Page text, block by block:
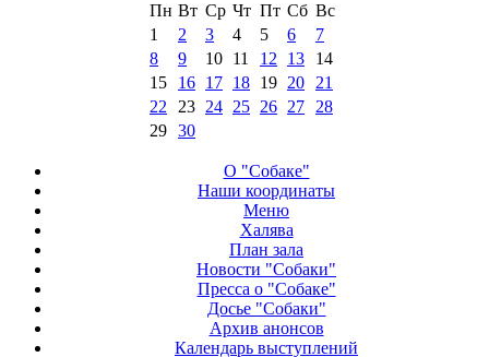
Пн Вт Ср Чт Пт Сб Вс
1
2 3 4 5 6
7
8
9 10 11 12 13
14
15
16 17 18 19 20
21
22
23 24 25 26 27
28
29 30
О "Собаке"
Наши координаты
Меню
Халява
План зала
Новости "Собаки"
Пресса о "Собаке"
Досье "Собаки"
Архив анонсов
Календарь выступлений